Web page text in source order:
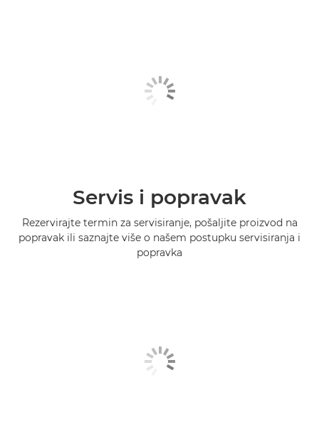
Servis i popravak
Rezervirajte termin za servisiranje, pošaljite proizvod na
popravak ili saznajte više o našem postupku servisiranja i
popravka